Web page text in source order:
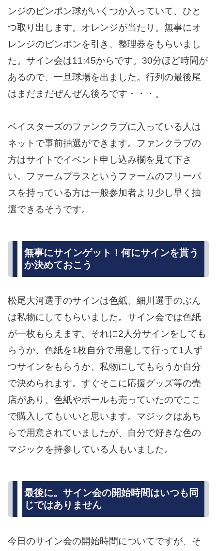
ンジのピンポン球がいくつか入っていて、ひと
つ取り出します。オレンジが当たり。無事にオ
レンジのピンポンを引き、整理券をもらいまし
た。サイン会は11:45からです。30分ほど時間が
あるので、一旦球場を出ました。行列の最後尾
はまだまだぜんぜん後ろです・・・。
ベイスターズのファンクラブに入っている人は
ネットで事前抽選ができます。ファンクラブの
方はサイトでイベント申し込み欄を見て下さ
い。ファームプラスというファームのフリーパ
スを持っている方は一般参加者より少し早く抽
選できるそうです。
無事にサインゲット！何にサインを貰う
か決めておこう
松尾大河選手のサインは色紙、細川選手のぶん
は私物にしてもらいました。サイン会では色紙
が一枚もらえます。それに2人分サインをしても
らうか、色紙を1枚自分で用意して行って1人ず
つサインをもらうか、私物にしてもらうか自分
で決められます。すぐそこに応援グッズ等の売
店があり、色紙やボールも売っていたのでここ
で購入してもいいと思います。マジックはあち
らで用意されていましたが、自分で好きな色の
マジックを持参している人もいました。
最後に。サイン会の開始時間はいつも同
じではありません
今日のサイン会の開始時間についてですが、そ